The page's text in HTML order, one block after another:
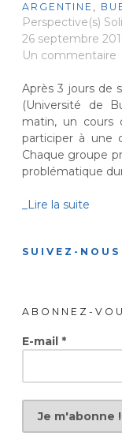
ARGENTINE ,
Perspective(s)
26 septembre
Un commentaire
Après 3 jours de
(Université de
matin, un cours
participer à une
Chaque groupe
problématique
_Lire la suite
SUIVEZ-NOUS
ABONNEZ-
E-mail *